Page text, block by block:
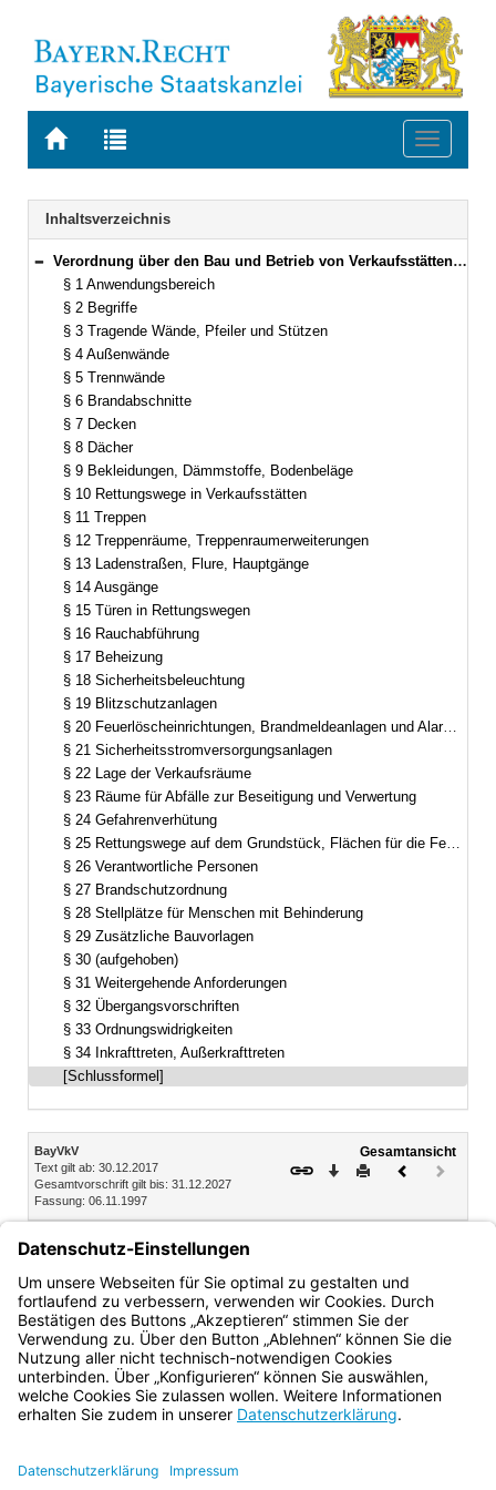
Zur
BAYERN.RECHT
Zur
letzten
Suche
Toggle
Navigation
Inhaltsverzeichnis
Bereich reduzieren
Verordnung über den Bau und Betrieb von Verkaufsstätten (Bayerische Verkaufsstättenverordnung – BayVkV) Vom 6. November 1997 (GVBl. S. 751) BayRS 2132-1-6-B (§§ 1–34)
§ 1 Anwendungsbereich
§ 2 Begriffe
§ 3 Tragende Wände, Pfeiler und Stützen
§ 4 Außenwände
§ 5 Trennwände
§ 6 Brandabschnitte
§ 7 Decken
§ 8 Dächer
§ 9 Bekleidungen, Dämmstoffe, Bodenbeläge
§ 10 Rettungswege in Verkaufsstätten
§ 11 Treppen
§ 12 Treppenräume, Treppenraumerweiterungen
§ 13 Ladenstraßen, Flure, Hauptgänge
§ 14 Ausgänge
§ 15 Türen in Rettungswegen
§ 16 Rauchabführung
§ 17 Beheizung
§ 18 Sicherheitsbeleuchtung
§ 19 Blitzschutzanlagen
§ 20 Feuerlöscheinrichtungen, Brandmeldeanlagen und Alarmierungseinrichtungen
§ 21 Sicherheitsstromversorgungsanlagen
§ 22 Lage der Verkaufsräume
§ 23 Räume für Abfälle zur Beseitigung und Verwertung
§ 24 Gefahrenverhütung
§ 25 Rettungswege auf dem Grundstück, Flächen für die Feuerwehr
§ 26 Verantwortliche Personen
§ 27 Brandschutzordnung
§ 28 Stellplätze für Menschen mit Behinderung
§ 29 Zusätzliche Bauvorlagen
§ 30 (aufgehoben)
§ 31 Weitergehende Anforderungen
§ 32 Übergangsvorschriften
§ 33 Ordnungswidrigkeiten
§ 34 Inkrafttreten, Außerkrafttreten
[Schlussformel]
Inhalt
BayVkV
Text gilt ab: 30.12.2017
Gesamtvorschrift gilt bis: 31.12.2027
Fassung: 06.11.1997
Gesamtansicht
Download
DruckenVorheriges
München, den 6. November 1997
Bayerisches Staatsministerium des Innern
Dr. Günther Beckstein, Staatsminister
Bayern.de
BayernPortal
Impressum